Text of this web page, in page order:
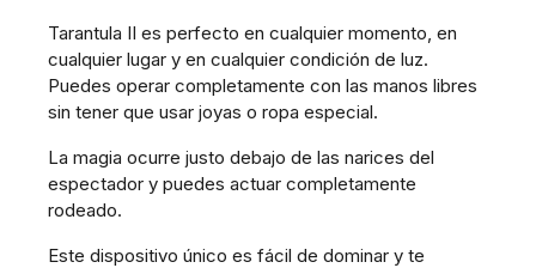
Tarantula II es perfecto en cualquier momento, en
cualquier lugar y en cualquier condición de luz.
Puedes operar completamente con las manos libres
sin tener que usar joyas o ropa especial.
La magia ocurre justo debajo de las narices del
espectador y puedes actuar completamente
rodeado.
Este dispositivo único es fácil de dominar y te